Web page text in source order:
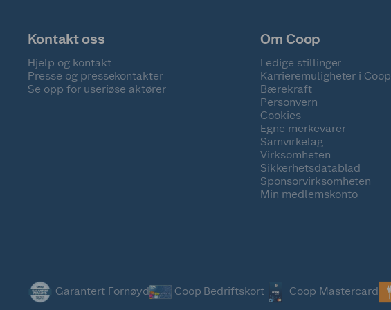
Kontakt oss
Hjelp og kontakt
Presse og pressekontakter
Se opp for useriøse aktører
Om Coop
Ledige stillinger
Karrieremuligheter i Coop
Bærekraft
Personvern
Cookies
Egne merkevarer
Samvirkelag
Virksomheten
Sikkerhetsdatablad
Sponsorvirksomheten
Min medlemskonto
Garantert Fornøyd Coop Bedriftskort Coop Mastercard